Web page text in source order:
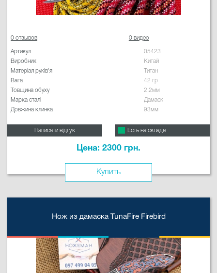
0 отзывов 0 видео
Артикул
05423
Виробник
Китай
Матеріал руків'я
Титан
Вага
42 гр
Товщина обуху
2.2мм
Марка сталі
Дамаск
Довжина клинка
93мм
Написати відгук Есть на складе
Цена: 2300 грн.
Купить
Нож из дамаска TunaFire Firebird